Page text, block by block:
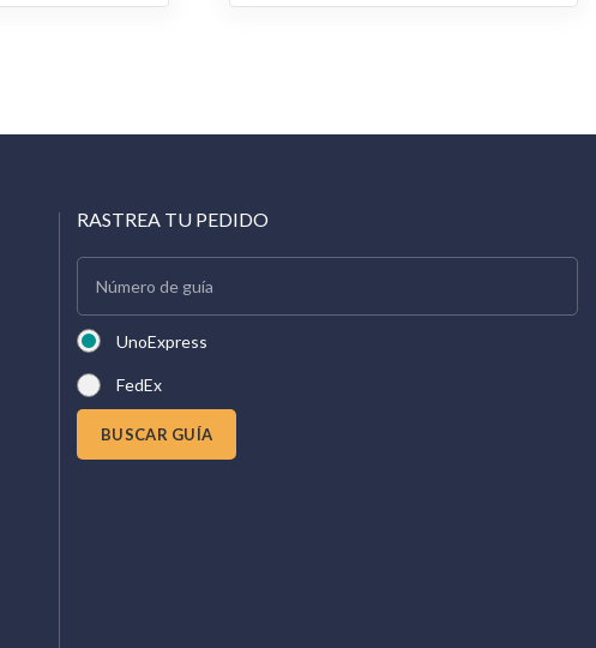
RASTREA TU PEDIDO
UnoExpress
FedEx
BUSCAR GUÍA